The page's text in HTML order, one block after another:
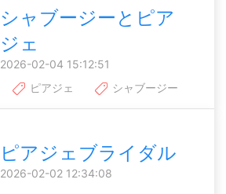
シャブージーとピア
ジェ
2026-02-04 15:12:51
ピアジェ シャブージー
ピアジェブライダル
2026-02-02 12:34:08